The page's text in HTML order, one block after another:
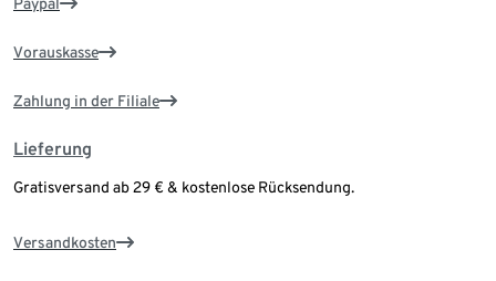
Paypal
Vorauskasse
Zahlung in der Filiale
Lieferung
Gratisversand ab 29 € & kostenlose Rücksendung.
Versandkosten